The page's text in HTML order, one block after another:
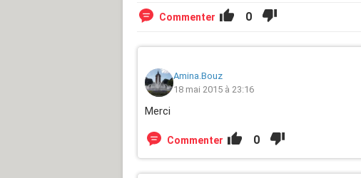
Commenter 0
Amina.Bouz
18 mai 2015 à 23:16
Merci
Commenter 0